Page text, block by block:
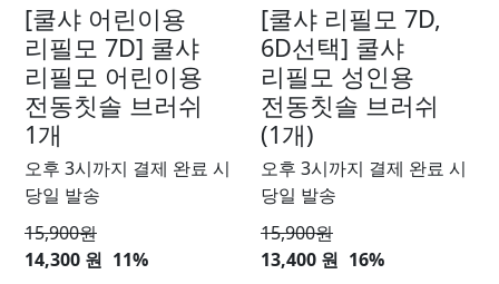
[쿨샤 어린이용
리필모 7D] 쿨샤
리필모 어린이용
전동칫솔 브러쉬
1개
오후 3시까지 결제 완료 시
당일 발송
15,900원
14,300 원 11%
[쿨샤 리필모 7D,
6D선택] 쿨샤
리필모 성인용
전동칫솔 브러쉬
(1개)
오후 3시까지 결제 완료 시
당일 발송
15,900원
13,400 원 16%